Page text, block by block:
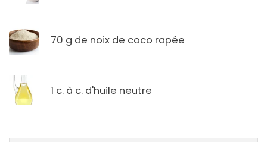
70 g de noix de coco rapée
1 c. à c. d'huile neutre